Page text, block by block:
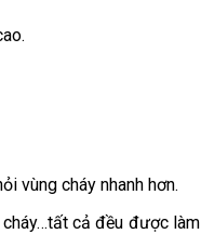
vùng cháy nhanh hơn.
cháy…tất cả đều được làm